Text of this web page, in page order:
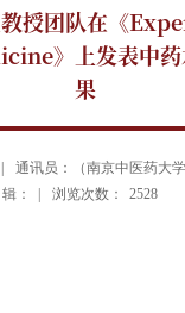
教授团队在《
》上发表中药
果
通讯员：（南京中医药大
辑： |
浏览次数： 2528